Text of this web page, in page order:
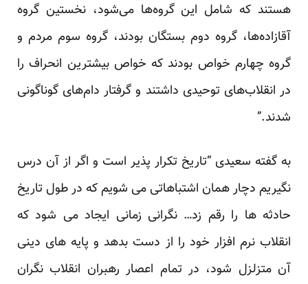
هستند که شامل این گروه‌ها می‌شود، نخستین گروه
آقازاده‌ها، گروه دوم بستگان بودند، گروه سوم مردم و
گروه چهارم خواص بودند که خواص بیشترین انحراف را
در انقلاب‌های توحیدی داشتند و گرفتار دام‌های گوناگونی
شدند.”
به گفته سعیدی “تاریخ تکرار پذیر است و اگر از آن درس
نگیریم دچار همان اشتباهاتی می شویم که در طول تاریخ
حادثه ها را رقم زد… نگرانی زمانی ایجاد می شود که
انقلاب نرم افزار خود را از دست بدهد و پایه های دینی
آن متزلزل شود، در تمام اعصار رهبران انقلاب نگران